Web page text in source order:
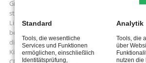
Großveranstaltungen werden mindestens bis
stattfinden – vielleicht sogar noch länger. In
Lippes große Kirmessen Wilbasen und
belastende und schwere Situation für viele
die SPD-Fraktion im Landtag einen
Kirmesbetreiber und andere Branchen
Standard
Tools, die wesentliche
Services und Funktionen
ermöglichen, einschließlich
Identitätsprüfung,
Analytik
Tools, die
über
nutzen die